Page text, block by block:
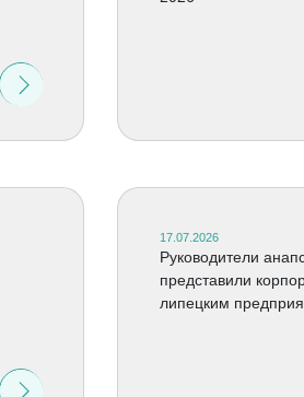
17.07.2026
Руководители
представили
липецким